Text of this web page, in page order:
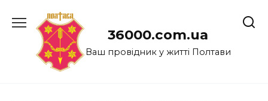
до
36000.com.ua
Ваш провідник у житті Полтави